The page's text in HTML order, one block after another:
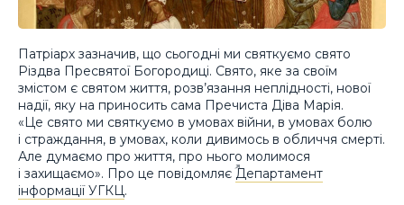
Патріарх зазначив, що сьогодні ми святкуємо свято
Різдва Пресвятої Богородиці. Свято, яке за своїм
змістом є святом життя, розв’язання неплідності, нової
надії, яку на приносить сама Пречиста Діва Марія.
«Це свято ми святкуємо в умовах війни, в умовах болю
і страждання, в умовах, коли дивимось в обличчя смерті.
Але думаємо про життя, про нього молимося
і захищаємо». Про це повідомляєДепартамент
інформації УГКЦ.